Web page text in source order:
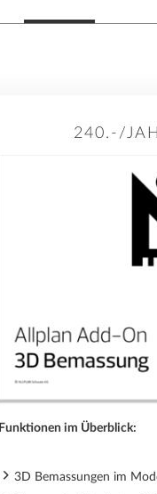
240.-/
Funktionen im Überblick:
3D Bemassungen im